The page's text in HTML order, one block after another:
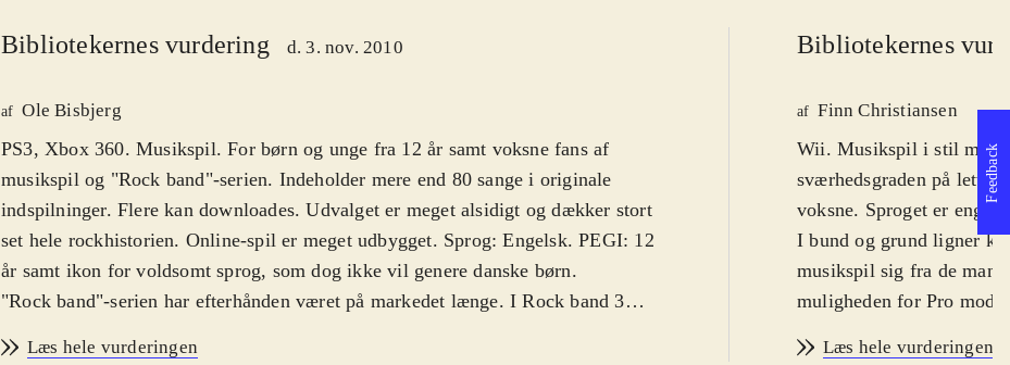
Bibliotekernes vurdering d. 3. nov. 2010
af Ole Bisbjerg
PS3, Xbox 360. Musikspil. For børn og unge fra 12 år samt voksne fans af
musikspil og "Rock band"-serien. Indeholder mere end 80 sange i originale
indspilninger. Flere kan downloades. Udvalget er meget alsidigt og dækker stort
set hele rockhistorien. Online-spil er meget udbygget. Sprog: Engelsk. PEGI: 12
år samt ikon for voldsomt sprog, som dog ikke vil genere danske børn.
"Rock band"-serien har efterhånden været på markedet længe. I Rock band 3
Læs hele vurderingen
Bibliotekernes
af Finn Christiansen
Wii. Musikspil i stil med
sværhedsgraden på
voksne. Sproget er
I bund og grund ligner
musikspil sig fra de
muligheden for Pro
Læs hele vurderingen
Feedback